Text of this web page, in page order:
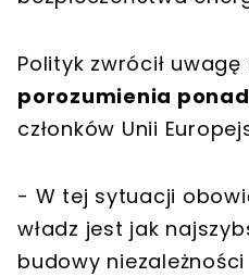
Polityk zwrócił uwagę
porozumienia
członków Unii
- W tej sytuacji
władz jest jak
budowy